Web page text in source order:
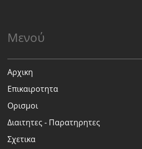
Μενού
Αρχικη
Επικαιροτητα
Ορισμοι
Διαιτητες - Παρατηρητες
Σχετικα